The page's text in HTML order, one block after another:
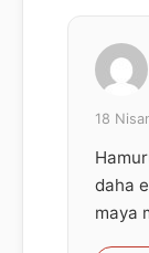
18
daha
maya